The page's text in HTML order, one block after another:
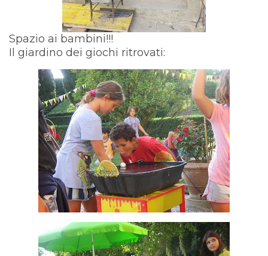
Spazio ai bambini!!!
Il giardino dei giochi ritrovati: